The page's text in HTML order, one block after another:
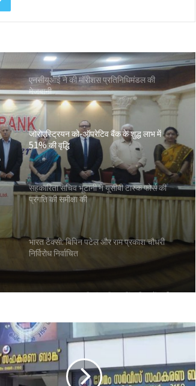
‘कोऑपरेशन अमंग कोऑपरेटिव्स’ से कोऑप बैंकों
एनसीयूआई ने की मॉरीशस प्रतिनिधिमंडल की
मेजबानी
जोरोएस्ट्रियन को-ऑपरेटिव बैंक के शुद्ध लाभ में
51% की वृद्धि
सहकारिता सचिव भूटानी ने यूसीबी टास्क फोर्स की
प्रगति की समीक्षा की
भारत टैक्सी: बिपिन पटेल और राम प्रकाश चौधरी
निर्विरोध निर्वाचित
गुजरात राज्य सहकारी संघ की 67वीं एजीएम में अमीन
सीईए ने एनसीयूआई जीसी के 15 सदस्यों के चुनाव
को दी मंजूरी